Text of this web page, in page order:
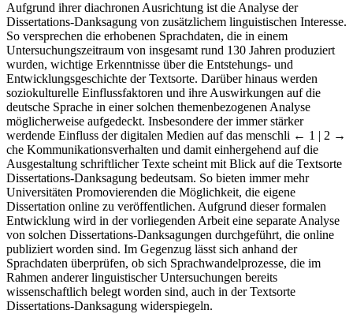
Aufgrund ihrer diachronen Ausrichtung ist die Analyse der
Dissertations-Danksagung von zusätzlichem linguistischen Interesse.
So versprechen die erhobenen Sprachdaten, die in einem
Untersuchungszeitraum von insgesamt rund 130 Jahren produziert
wurden, wichtige Erkenntnisse über die Entstehungs- und
Entwicklungsgeschichte der Textsorte. Darüber hinaus werden
soziokulturelle Einflussfaktoren und ihre Auswirkungen auf die
deutsche Sprache in einer solchen themenbezogenen Analyse
möglicherweise aufgedeckt. Insbesondere der immer stärker
werdende Einfluss der digitalen Medien auf das menschli ← 1 | 2 →
che Kommunikationsverhalten und damit einhergehend auf die
Ausgestaltung schriftlicher Texte scheint mit Blick auf die Textsorte
Dissertations-Danksagung bedeutsam. So bieten immer mehr
Universitäten Promovierenden die Möglichkeit, die eigene
Dissertation online zu veröffentlichen. Aufgrund dieser formalen
Entwicklung wird in der vorliegenden Arbeit eine separate Analyse
von solchen Dissertations-Danksagungen durchgeführt, die online
publiziert worden sind. Im Gegenzug lässt sich anhand der
Sprachdaten überprüfen, ob sich Sprachwandelprozesse, die im
Rahmen anderer linguistischer Untersuchungen bereits
wissenschaftlich belegt worden sind, auch in der Textsorte
Dissertations-Danksagung widerspiegeln.